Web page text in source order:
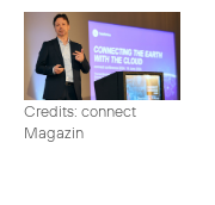
Credits: connect
Magazin